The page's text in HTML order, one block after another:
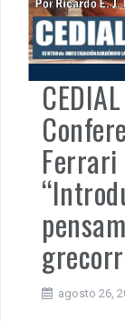
Ferrari
agosto 26,